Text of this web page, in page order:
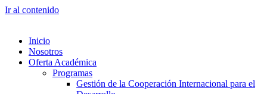
Ir al contenido
Inicio
Nosotros
Oferta Académica
Programas
Gestión de la Cooperación Internacional para el